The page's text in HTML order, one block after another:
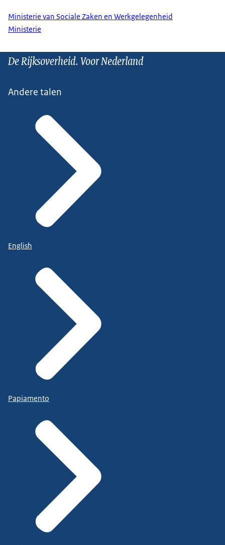
Ministerie van Sociale Zaken en Werkgelegenheid
Ministerie
De Rijksoverheid. Voor Nederland
Andere talen
English
Papiamento